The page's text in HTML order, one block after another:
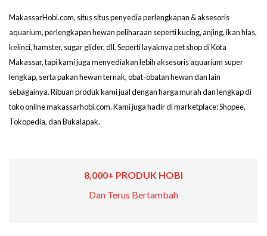
MakassarHobi.com, situs situs penyedia perlengkapan & aksesoris
aquarium, perlengkapan hewan peliharaan seperti kucing, anjing, ikan hias,
kelinci, hamster, sugar glider, dll. Seperti layaknya pet shop di Kota
Makassar, tapi kami juga menyediakan lebih aksesoris aquarium super
lengkap, serta pakan hewan ternak, obat-obatan hewan dan lain
sebagainya. Ribuan produk kami jual dengan harga murah dan lengkap di
toko online makassarhobi.com. Kami juga hadir di marketplace: Shopee,
Tokopedia, dan Bukalapak.
8,000+ PRODUK HOBI
Dan Terus Bertambah